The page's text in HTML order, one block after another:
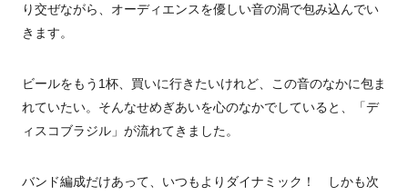
り交ぜながら、オーディエンスを優しい音の渦で包み込んでい
きます。
ビールをもう1杯、買いに行きたいけれど、この音のなかに包ま
れていたい。そんなせめぎあいを心のなかでしていると、「デ
ィスコブラジル」が流れてきました。
バンド編成だけあって、いつもよりダイナミック！ しかも次